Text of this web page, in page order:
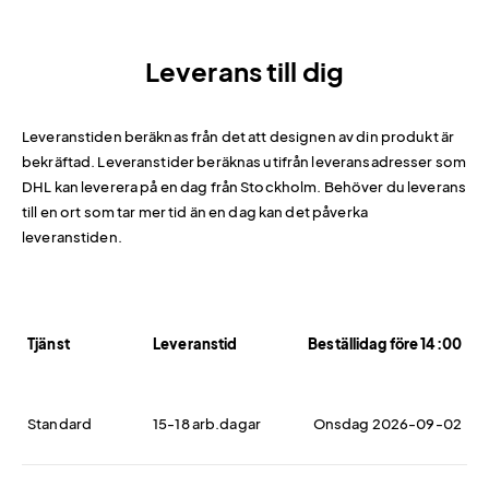
Leverans till dig
Leveranstiden beräknas från det att designen av din produkt är
bekräftad. Leveranstider beräknas utifrån leveransadresser som
DHL kan leverera på en dag från Stockholm. Behöver du leverans
till en ort som tar mer tid än en dag kan det påverka
leveranstiden.
Tjänst Leveranstid Beställidag före 14:00
Standard 15-18 arb.dagar Onsdag 2026-09-02